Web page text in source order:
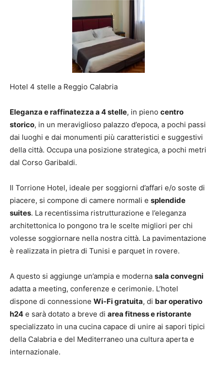
Hotel 4 stelle a Reggio Calabria
Eleganza e raffinatezza a 4 stelle, in pieno centro
storico, in un meraviglioso palazzo d’epoca, a pochi passi
dai luoghi e dai monumenti più caratteristici e suggestivi
della città. Occupa una posizione strategica, a pochi metri
dal Corso Garibaldi.
Il Torrione Hotel, ideale per soggiorni d’affari e/o soste di
piacere, si compone di camere normali e splendide
suites. La recentissima ristrutturazione e l’eleganza
architettonica lo pongono tra le scelte migliori per chi
volesse soggiornare nella nostra città. La pavimentazione
è realizzata in pietra di Tunisi e parquet in rovere.
A questo si aggiunge un’ampia e moderna sala convegni
adatta a meeting, conferenze e cerimonie. L’hotel
dispone di connessione Wi-Fi gratuita, di bar operativo
h24 e sarà dotato a breve di area fitness e ristorante
specializzato in una cucina capace di unire ai sapori tipici
della Calabria e del Mediterraneo una cultura aperta e
internazionale.